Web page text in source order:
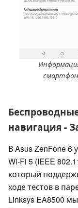
навигация -
В Asus ZenFone 6
Wi-Fi 5 (IEEE
который
ходе тестов в
Linksys EA8500